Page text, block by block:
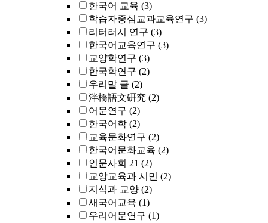
한국어 교육 (3)
학습자중심교과교육연구 (3)
리터러시 연구 (3)
한국어교육연구 (3)
교양학연구 (3)
한국학연구 (2)
우리말 글 (2)
泮橋語文硏究 (2)
어문연구 (2)
한국어학 (2)
교육문화연구 (2)
한국어문화교육 (2)
인문사회 21 (2)
교양교육과 시민 (2)
지식과 교양 (2)
새국어교육 (1)
우리어문연구 (1)